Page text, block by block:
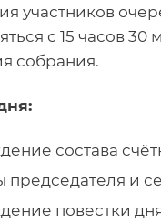
участников
с 15 часов 30
собрания.
состава
председателя и
повестки